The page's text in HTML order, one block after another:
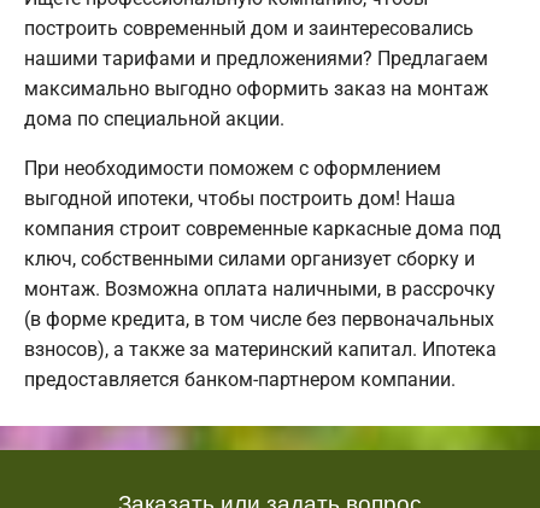
построить современный дом и заинтересовались
нашими тарифами и предложениями? Предлагаем
максимально выгодно оформить заказ на монтаж
дома по специальной акции.
При необходимости поможем с оформлением
выгодной ипотеки, чтобы построить дом! Наша
компания строит современные каркасные дома под
ключ, собственными силами организует сборку и
монтаж. Возможна оплата наличными, в рассрочку
(в форме кредита, в том числе без первоначальных
взносов), а также за материнский капитал. Ипотека
предоставляется банком-партнером компании.
Заказать или задать вопрос